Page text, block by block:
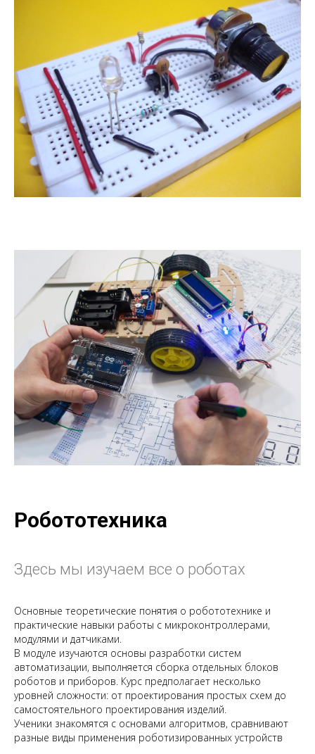
Робототехника
Здесь мы изучаем все о роботах
Основные теоретические понятия о робототехнике и
практические навыки работы с микроконтроллерами,
модулями и датчиками.
В модуле изучаются основы разработки систем
автоматизации, выполняется сборка отдельных блоков
роботов и приборов. Курс предполагает несколько
уровней сложности: от проектирования простых схем до
самостоятельного проектирования изделий.
Ученики знакомятся с основами алгоритмов, сравнивают
разные виды применения роботизированных устройств